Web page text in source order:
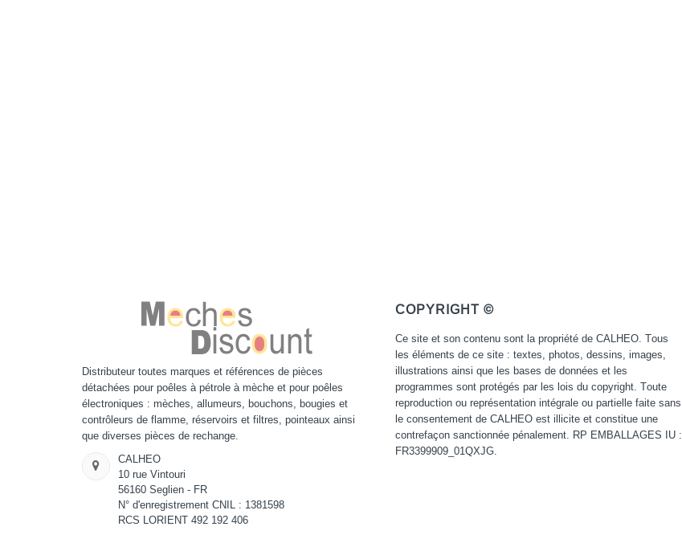
Distributeur toutes marques et références de pièces
détachées pour poêles à pétrole à mèche et pour poêles
électroniques : mèches, allumeurs, bouchons, bougies et
contrôleurs de flamme, réservoirs et filtres, pointeaux ainsi
que diverses pièces de rechange.
CALHEO
10 rue Vintouri
56160 Seglien - FR
N° d'enregistrement CNIL : 1381598
RCS LORIENT 492 192 406
COPYRIGHT ©
Ce site et son contenu sont la propriété de CALHEO. Tous
les éléments de ce site : textes, photos, dessins, images,
illustrations ainsi que les bases de données et les
programmes sont protégés par les lois du copyright. Toute
reproduction ou représentation intégrale ou partielle faite sans
le consentement de CALHEO est illicite et constitue une
contrefaçon sanctionnée pénalement. RP EMBALLAGES IU :
FR3399909_01QXJG.